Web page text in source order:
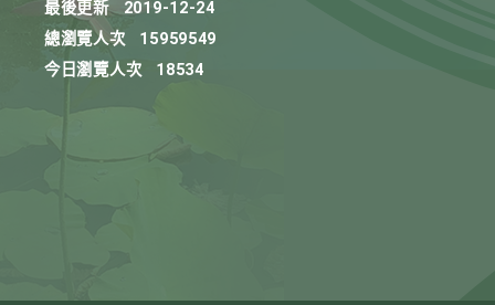
最後更新
2019-12-24
總瀏覽人次
15959549
今日瀏覽人次
18534